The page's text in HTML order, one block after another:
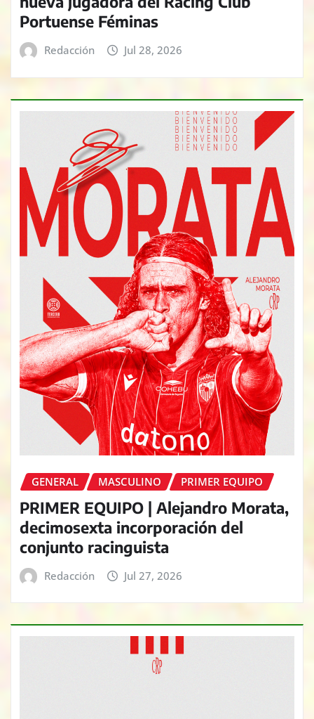
Portuense Féminas
Redacción Jul 28, 2026
GENERAL MASCULINO PRIMER EQUIPO
PRIMER EQUIPO | Alejandro Morata,
decimosexta incorporación del
conjunto racinguista
Redacción Jul 27, 2026